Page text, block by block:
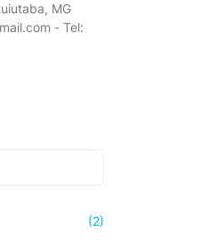
MG
- Tel:
(2)